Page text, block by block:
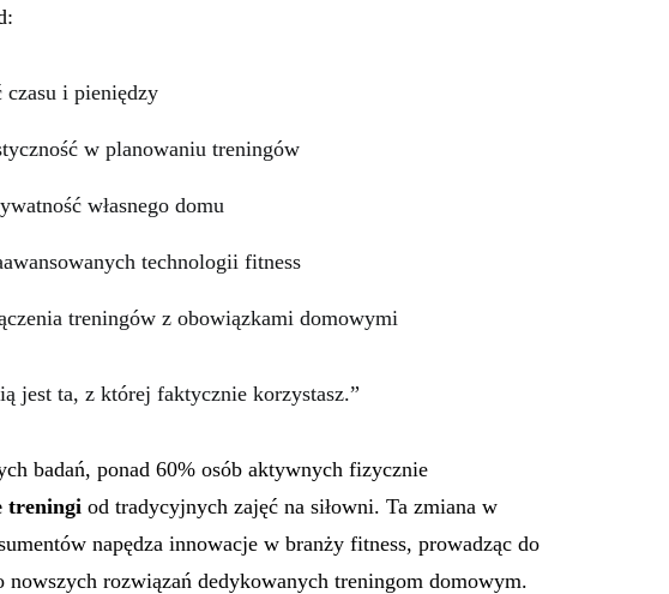
czasu i pieniędzy
w planowaniu treningów
własnego domu
technologii fitness
treningów z obowiązkami domowymi
jest ta, z której faktycznie korzystasz.”
badań, ponad 60% osób aktywnych fizycznie
treningi od tradycyjnych zajęć na siłowni. Ta zmiana w
napędza innowacje w branży fitness, prowadząc do
nowszych rozwiązań dedykowanych treningom domowym.